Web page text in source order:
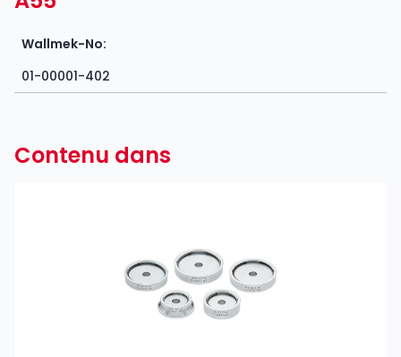
Wallmek-No:
01-00001-402
Contenu dans